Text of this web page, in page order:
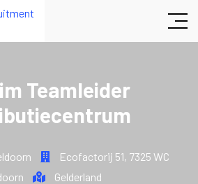
Teamleider
Ecofactorij 51, 7325 WC
Gelderland